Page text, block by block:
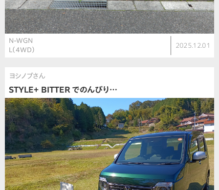
N-WGN
L（4WD）
2025.12.01
ヨシノブさん
STYLE＋ BITTER でのんびり…